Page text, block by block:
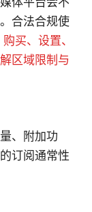
合法合规使
买、设置、
区域限制与
、附加功
订阅通常性